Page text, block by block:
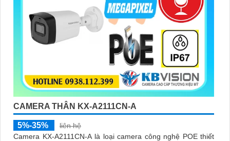
CAMERA THÂN KX-A2111CN-A
5%-35%
liên hệ
Camera KX-A2111CN-A là loại camera công nghệ POE thiết